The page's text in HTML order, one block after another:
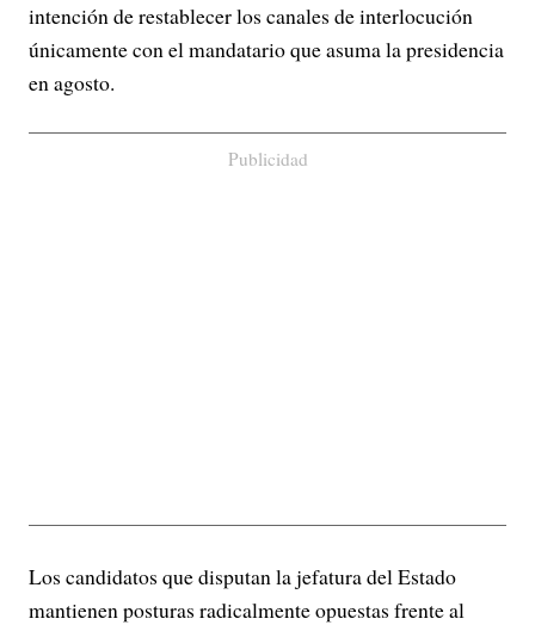
intención de restablecer los canales de interlocución
únicamente con el mandatario que asuma la presidencia
en agosto.
Publicidad
Los candidatos que disputan la jefatura del Estado
mantienen posturas radicalmente opuestas frente al